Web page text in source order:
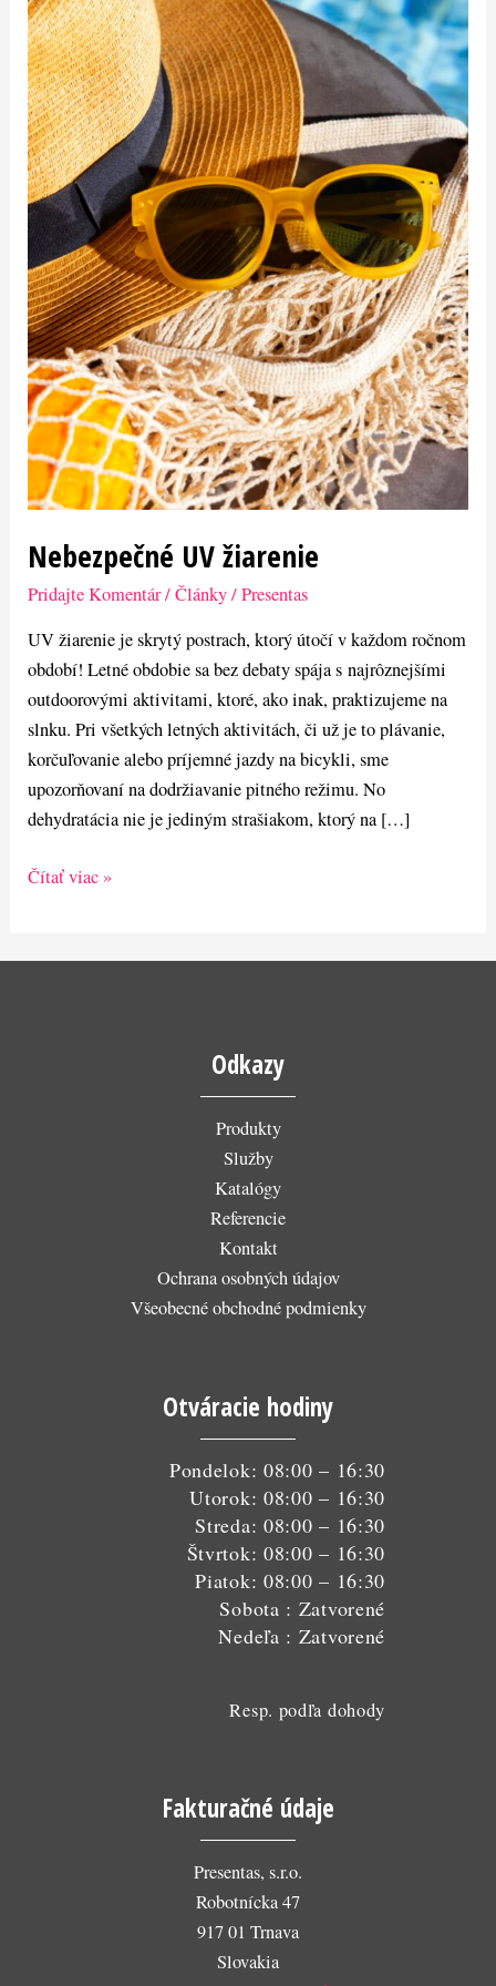
Nebezpečné UV žiarenie
Pridajte Komentár/Články/Presentas
UV žiarenie je skrytý postrach, ktorý útočí v každom ročnom
období! Letné obdobie sa bez debaty spája s najrôznejšími
outdoorovými aktivitami, ktoré, ako inak, praktizujeme na
slnku. Pri všetkých letných aktivitách, či už je to plávanie,
korčuľovanie alebo príjemné jazdy na bicykli, sme
upozorňovaní na dodržiavanie pitného režimu. No
dehydratácia nie je jediným strašiakom, ktorý na […]
Čítať viac »
Odkazy
Produkty
Služby
Katalógy
Referencie
Kontakt
Ochrana osobných údajov
Všeobecné obchodné podmienky
Otváracie hodiny
Pondelok: 08:00 – 16:30
Utorok: 08:00 – 16:30
Streda: 08:00 – 16:30
Štvrtok: 08:00 – 16:30
Piatok: 08:00 – 16:30
Sobota : Zatvorené
Nedeľa : Zatvorené
Resp. podľa dohody
Fakturačné údaje
Presentas, s.r.o.
Robotnícka 47
917 01 Trnava
Slovakia